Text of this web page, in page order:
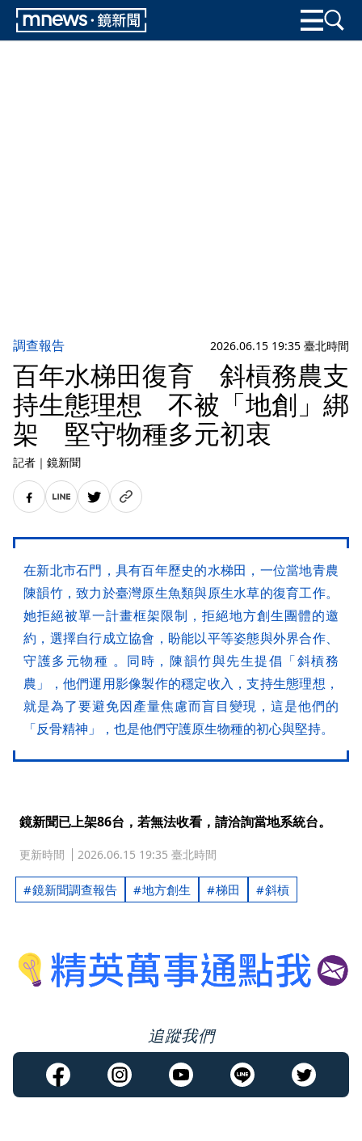
調查報告 2026.06.15 19:35 臺北時間
百年水梯田復育 斜槓務農支
持生態理想 不被「地創」綁
架 堅守物種多元初衷
記者 ｜ 鏡新聞
在新北市石門，具有百年歷史的水梯田，一位當地青農
陳韻竹，致力於臺灣原生魚類與原生水草的復育工作。
她拒絕被單一計畫框架限制，拒絕地方創生團體的邀
約，選擇自行成立協會，盼能以平等姿態與外界合作、
守護多元物種 。同時，陳韻竹與先生提倡「斜槓務
農」，他們運用影像製作的穩定收入，支持生態理想，
就是為了要避免因產量焦慮而盲目變現，這是他們的
「反骨精神」，也是他們守護原生物種的初心與堅持。
鏡新聞已上架86台，若無法收看，請洽詢當地系統台。
更新時間 2026.06.15 19:35 臺北時間
鏡新聞調查報告 地方創生 梯田 斜槓
追蹤我們